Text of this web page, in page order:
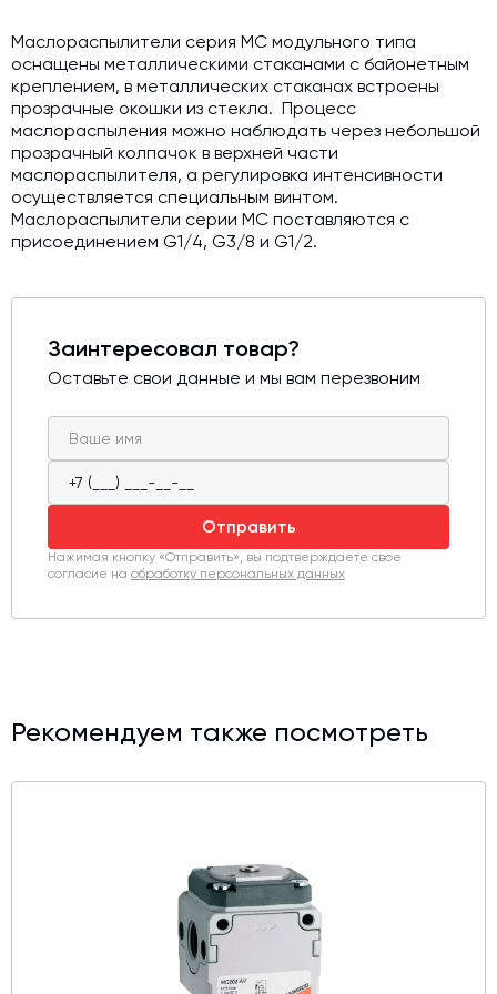
производств
Зимний комплект. Изготовление и монтаж
Срочная техпомощь. Онлайн-обследование и ремонт
завода
Доставка, шеф-монтаж и пуско-наладка и обучение
Автоматизированные системы управления (АСУ ТП) любой
сложности
Технический аудит бетонных заводов и производств
зданий и сооружений
Маслораспылители серия MC модульного типа
оснащены металлическими стаканами с байонетным
креплением, в металлических стаканах встроены
прозрачные окошки из стекла. Процесс
маслораспыления можно наблюдать через небольшой
прозрачный колпачок в верхней части
маслораспылителя, а регулировка интенсивности
осуществляется специальным винтом.
Маслораспылители серии МС поставляются с
присоединением G1/4, G3/8 и G1/2.
Заинтересовал товар?
Оставьте свои данные и мы вам перезвоним
Отправить
Нажимая кнопку «Отправить», вы подтверждаете свое
согласие на обработку персональных данных
Рекомендуем также посмотреть